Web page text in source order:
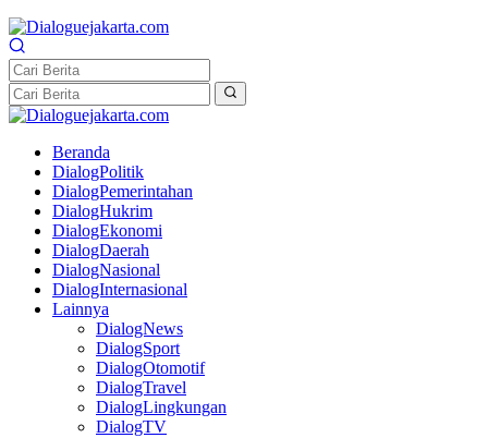
Beranda
DialogPolitik
DialogPemerintahan
DialogHukrim
DialogEkonomi
DialogDaerah
DialogNasional
DialogInternasional
Lainnya
DialogNews
DialogSport
DialogOtomotif
DialogTravel
DialogLingkungan
DialogTV